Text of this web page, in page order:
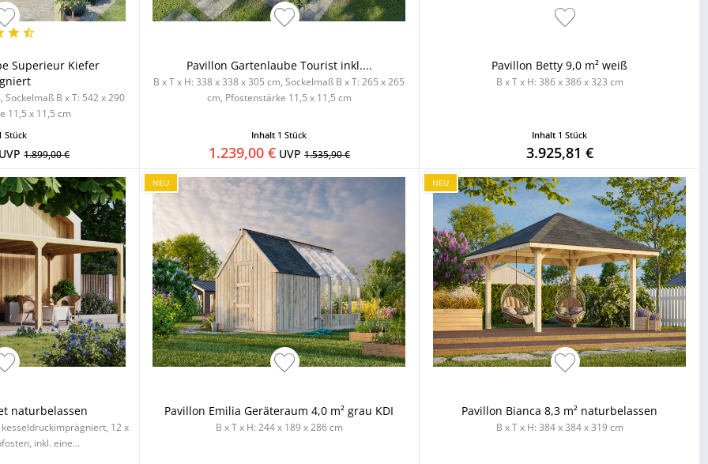
Superieur Kiefer
Sockelmaß B x T: 542 x 290
11,5 x 11,5 cm
Stück
UVP1.899,00 €
Pavillon Gartenlaube Tourist inkl....
B x T x H: 338 x 338 x 305 cm, Sockelmaß B x T: 265 x 265
cm, Pfostenstärke 11,5 x 11,5 cm
Inhalt 1 Stück
1.239,00 €UVP 1.535,90 €
Pavillon Betty 9,0 m² weiß
B x T x H: 386 x 386 x 323 cm
Inhalt 1 Stück
3.925,81 €
naturbelassen
kesseldruckimprägniert, 12 x
inkl. eine...
NEU
Pavillon Emilia Geräteraum 4,0 m² grau KDI
B x T x H: 244 x 189 x 286 cm
NEU
Pavillon Bianca 8,3 m² naturbelassen
B x T x H: 384 x 384 x 319 cm